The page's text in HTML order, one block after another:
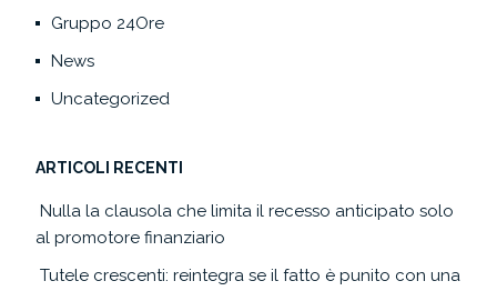
Gruppo 24Ore
News
Uncategorized
ARTICOLI RECENTI
Nulla la clausola che limita il recesso anticipato solo
al promotore finanziario
Tutele crescenti: reintegra se il fatto è punito con una